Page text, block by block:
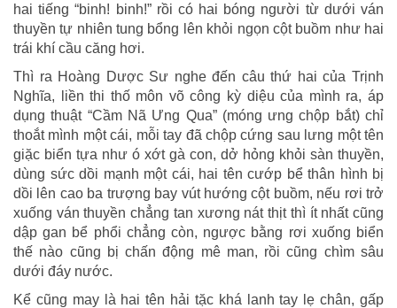
hai tiếng “binh! binh!” rồi có hai bóng người từ dưới ván
thuyền tự nhiên tung bổng lên khỏi ngọn cột buồm như hai
trái khí cầu căng hơi.
Thì ra Hoàng Dược Sư nghe đến câu thứ hai của Trịnh
Nghĩa, liền thi thố môn võ công kỳ diệu của mình ra, áp
dụng thuật “Cầm Nã Ưng Qua” (móng ưng chộp bắt) chỉ
thoắt mình một cái, mỗi tay đã chộp cứng sau lưng một tên
giặc biển tựa như ó xớt gà con, dở hỏng khỏi sàn thuyền,
dùng sức dồi mạnh một cái, hai tên cướp bể thân hình bị
dồi lên cao ba trượng bay vút hướng cột buồm, nếu rơi trở
xuống ván thuyền chẳng tan xương nát thịt thì ít nhất cũng
dập gan bể phổi chẳng còn, ngược bằng rơi xuống biển
thế nào cũng bị chấn động mê man, rồi cũng chìm sâu
dưới đáy nước.
Kể cũng may là hai tên hải tặc khá lanh tay lẹ chân, gấp